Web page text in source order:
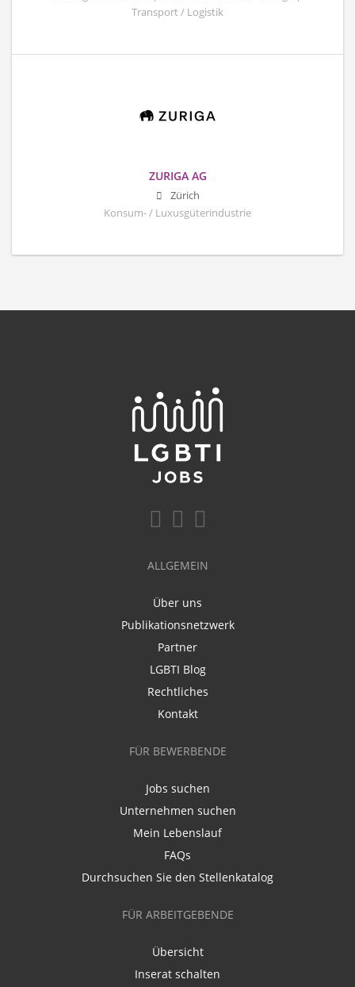
Transport / Logistik
ZURIGA AG
Zürich
Konsum- / Luxusgüterindustrie
ALLGEMEIN
Über uns
Publikationsnetzwerk
Partner
LGBTI Blog
Rechtliches
Kontakt
FÜR BEWERBENDE
Jobs suchen
Unternehmen suchen
Mein Lebenslauf
FAQs
Durchsuchen Sie den Stellenkatalog
FÜR ARBEITGEBENDE
Übersicht
Inserat schalten